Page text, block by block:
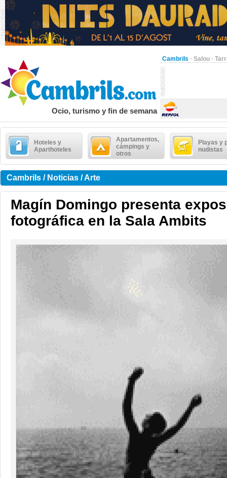
Cambrils · Salou ·
Ocio, turismo y fin de semana
Hoteles y
Aparthoteles
Apartamentos,
cámpings y
otros
Playas y
nudistas
Cambrils / Noticias / Arte
Magín Domingo presenta
fotográfica en la Sala Ambits